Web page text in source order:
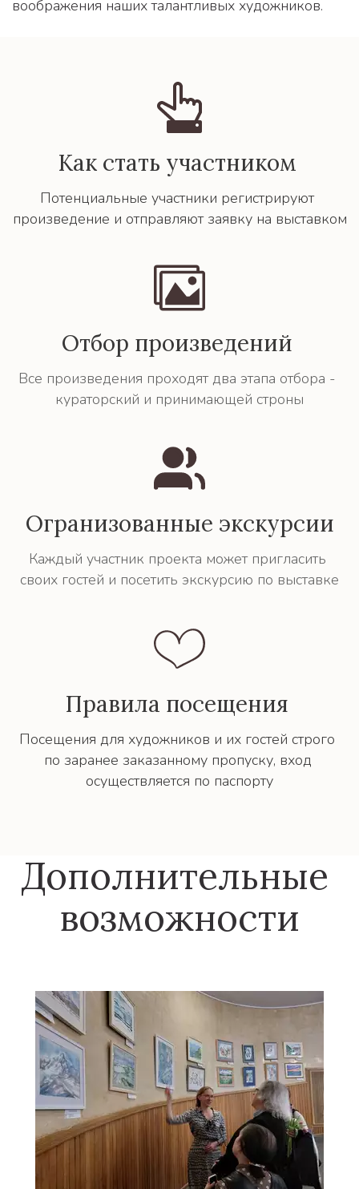
воображения наших талантливых художников.
Как стать участником
Потенциальные участники регистрируют
произведение и отправляют заявку на выставком
Отбор произведений
Все произведения проходят два этапа отбора -
кураторский и принимающей строны
Огранизованные экскурсии
Каждый участник проекта может пригласить
своих гостей и посетить экскурсию по выставке
Правила посещения
Посещения для художников и их гостей строго
по заранее заказанному пропуску, вход
осуществляется по паспорту
Дополнительные
возможности